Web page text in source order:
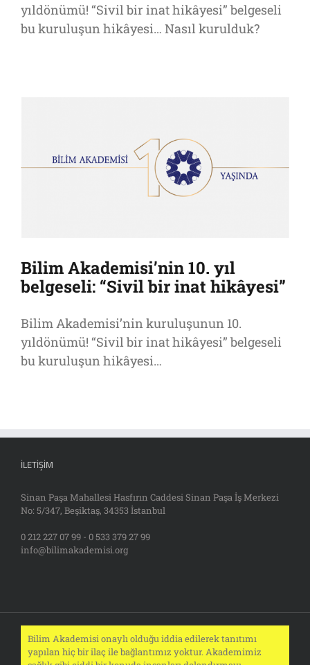
yıldönümü! “Sivil bir inat hikâyesi” belgeseli
bu kuruluşun hikâyesi… Nasıl kurulduk?
Bilim Akademisi’nin 10. yıl
belgeseli: “Sivil bir inat hikâyesi”
Bilim Akademisi’nin kuruluşunun 10.
yıldönümü! “Sivil bir inat hikâyesi” belgeseli
bu kuruluşun hikâyesi…
İLETIŞIM
Sinan Paşa Mahallesi Hasfırın Caddesi Sinan Paşa İş Merkezi
No: 5/347, Beşiktaş, 34353 İstanbul
0 212 227 07 99 - 0 533 379 27 99
info@bilimakademisi.org
Bilim Akademisi onaylı olduğu iddia edilerek tanıtımı
yapılan hiç bir ilaç ile bağlantımız yoktur. Akademimiz